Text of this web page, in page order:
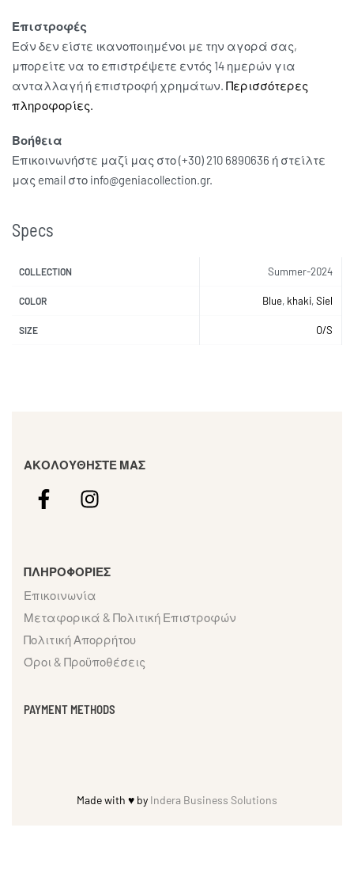
Επιστροφές
Εάν δεν είστε ικανοποιημένοι με την αγορά σας,
μπορείτε να το επιστρέψετε εντός 14 ημερών για
ανταλλαγή ή επιστροφή χρημάτων. Περισσότερες
πληροφορίες.
Βοήθεια
Επικοινωνήστε μαζί μας στο (+30) 210 6890636 ή στείλτε
μας email στο info@geniacollection.gr.
Specs
COLLECTION Summer-2024
COLOR Blue, khaki,Siel
SIZE O/S
ΑΚΟΛΟΥΘΗΣΤΕ ΜΑΣ
ΠΛΗΡΟΦΟΡΙΕΣ
Επικοινωνία
Μεταφορικά & Πολιτική Επιστροφών
Πολιτική Απορρήτου
Όροι & Προϋποθέσεις
PAYMENT METHODS
Made with ♥ by Indera Business Solutions